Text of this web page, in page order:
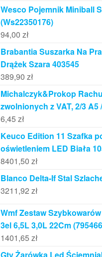
Wesco Pojemnik Miniball
(Ws22350176)
94,00 zł
Brabantia Suszarka Na
Drążek Szara 403545
389,90 zł
Michalczyk&Prokop
zwolnionych z VAT, 2/3 A5
6,45 zł
Keuco Edition 11 Szafka
oświetleniem LED Biała
8401,50 zł
Blanco Delta-If Stal
3211,92 zł
Wmf Zestaw
3el 6,5L 3,0L 22Cm
1401,65 zł
Gtv Żarówka Led